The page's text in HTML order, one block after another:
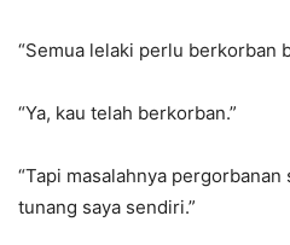
“Semua lelaki perlu berkorban
“Ya, kau telah berkorban.”
“Tapi masalahnya
tunang saya sendiri.”